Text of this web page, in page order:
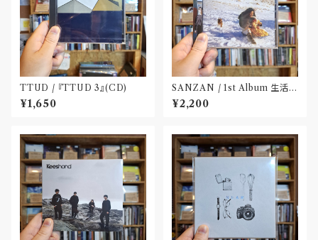
TTUD / 『TTUD 3』(CD)
¥1,650
SANZAN / 1st Album 生活の
名残(CD)〝静岡県三島市〟
¥2,200